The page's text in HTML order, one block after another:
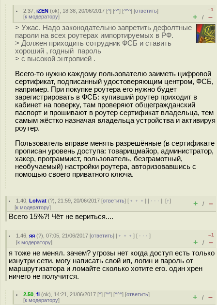
2.37 ,iZEN (ok), 18:38, 20/06/2017 [^] [^^] [^^^] [ответить]
[к модератору]
–1
+ / –
> Ужас. Надо законодательно запретить дефолтные
пароли на всех роутерах импортируемых в РФ.
> Должен приходить сотрудник ФСБ и ставить
хороший , годный пароль
> с высокой энтропией .
Всего-то нужно каждому пользователю заиметь цифровой
сертификат, подписанный удостоверяющим центром, ФСБ,
например. При покупке роутера его нужно будет
зарегистрировать в ФСБ: купивший роутер приходит в
кабинет на поверку, там проверяют общегражданский
паспорт и прошивают в роутер сертификат владельца, тем
самым жёстко назначая владельца устройства и активируя
роутер.
Пользователь вправе менять разрешённые (в сертификате
прописан уровень доступа: товарищмайор, администратор,
хакер, программист, пользователь, безграмотный,
необучаемый) настройки роутера, авторизовавшись с
помощью своего приватного ключа.
1.40 ,Lolwat (?), 21:59, 20/06/2017 [ответить] [ ﹢﹢﹢] [ · · ·][↑]
[к модератору] + / –
Всего 15%?! Чёт не вериться....
1.46 ,яя (?), 07:05, 21/06/2017 [ответить] [ ﹢﹢﹢] [ · · ·]
[к модератору]
–1
+ / –
я тоже не менял. зачем? угрозы нет когда доступ есть только
изнутри сети. могу написать свой ип, логин и пароль от
маршрутизатора и ломайте сколько хотите его. один хрен
ничего не получится.
2.50 ,fi (ok), 14:21, 21/06/2017 [^] [^^] [^^^] [ответить]
[к модератору] + / –